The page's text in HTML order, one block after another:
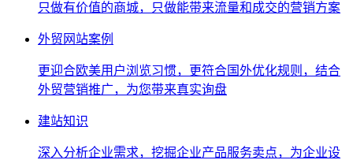
只做有价值的商城，只做能带来流量和成交的营销方案
外贸网站案例
更迎合欧美用户浏览习惯，更符合国外优化规则，结合
外贸营销推广，为您带来真实询盘
建站知识
深入分析企业需求，挖掘企业产品服务卖点，为企业设